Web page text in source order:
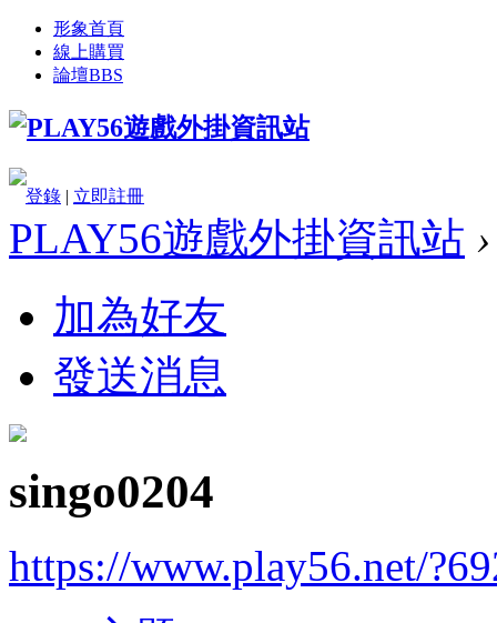
形象首頁
線上購買
論壇BBS
登錄 | 立即註冊
PLAY56遊戲外掛資訊站 ›
加為好友
發送消息
singo0204
https://www.play56.net/